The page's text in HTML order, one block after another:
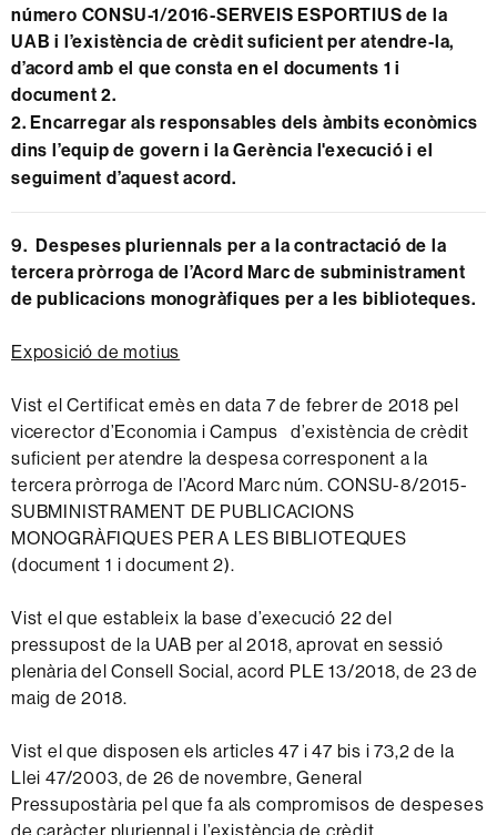
número CONSU-1/2016-SERVEIS ESPORTIUS de la
UAB i l’existència de crèdit suficient per atendre-la,
d’acord amb el que consta en el documents 1 i
document 2.
2. Encarregar als responsables dels àmbits econòmics
dins l’equip de govern i la Gerència l'execució i el
seguiment d’aquest acord.
9. Despeses pluriennals per a la contractació de la
tercera pròrroga de l’Acord Marc de subministrament
de publicacions monogràfiques per a les biblioteques.
Exposició de motius
Vist el Certificat emès en data 7 de febrer de 2018 pel
vicerector d’Economia i Campus d’existència de crèdit
suficient per atendre la despesa corresponent a la
tercera pròrroga de l’Acord Marc núm. CONSU-8/2015-
SUBMINISTRAMENT DE PUBLICACIONS
MONOGRÀFIQUES PER A LES BIBLIOTEQUES
(document 1 i document 2).
Vist el que estableix la base d’execució 22 del
pressupost de la UAB per al 2018, aprovat en sessió
plenària del Consell Social, acord PLE 13/2018, de 23 de
maig de 2018.
Vist el que disposen els articles 47 i 47 bis i 73,2 de la
Llei 47/2003, de 26 de novembre, General
Pressupostària pel que fa als compromisos de despeses